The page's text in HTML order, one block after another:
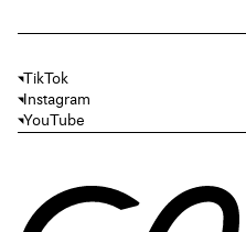
TikTok
Instagram
YouTube